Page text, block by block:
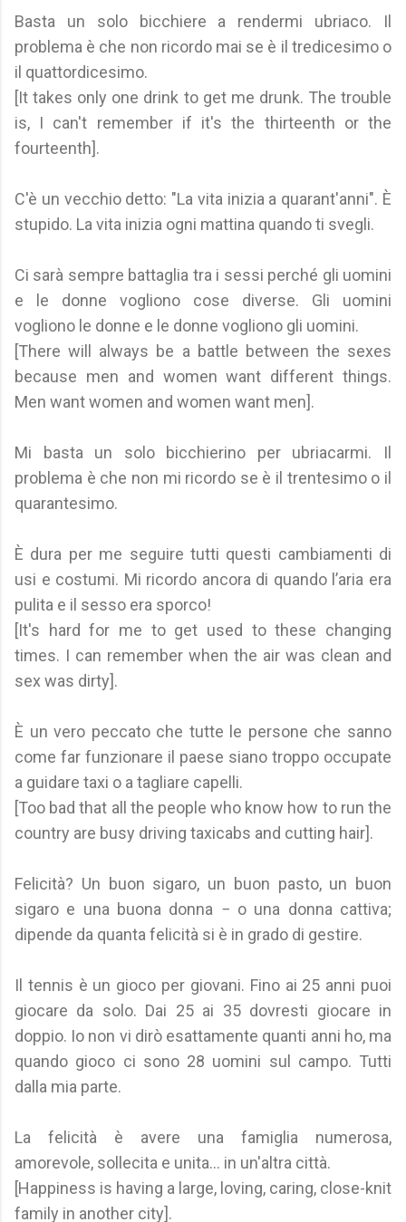
Basta un solo bicchiere a rendermi ubriaco. Il
problema è che non ricordo mai se è il tredicesimo o
il quattordicesimo.
[It takes only one drink to get me drunk. The trouble
is, I can't remember if it's the thirteenth or the
fourteenth].
C'è un vecchio detto: "La vita inizia a quarant'anni". È
stupido. La vita inizia ogni mattina quando ti svegli.
Ci sarà sempre battaglia tra i sessi perché gli uomini
e le donne vogliono cose diverse. Gli uomini
vogliono le donne e le donne vogliono gli uomini.
[There will always be a battle between the sexes
because men and women want different things.
Men want women and women want men].
Mi basta un solo bicchierino per ubriacarmi. Il
problema è che non mi ricordo se è il trentesimo o il
quarantesimo.
È dura per me seguire tutti questi cambiamenti di
usi e costumi. Mi ricordo ancora di quando l’aria era
pulita e il sesso era sporco!
[It's hard for me to get used to these changing
times. I can remember when the air was clean and
sex was dirty].
È un vero peccato che tutte le persone che sanno
come far funzionare il paese siano troppo occupate
a guidare taxi o a tagliare capelli.
[Too bad that all the people who know how to run the
country are busy driving taxicabs and cutting hair].
Felicità? Un buon sigaro, un buon pasto, un buon
sigaro e una buona donna − o una donna cattiva;
dipende da quanta felicità si è in grado di gestire.
Il tennis è un gioco per giovani. Fino ai 25 anni puoi
giocare da solo. Dai 25 ai 35 dovresti giocare in
doppio. Io non vi dirò esattamente quanti anni ho, ma
quando gioco ci sono 28 uomini sul campo. Tutti
dalla mia parte.
La felicità è avere una famiglia numerosa,
amorevole, sollecita e unita... in un'altra città.
[Happiness is having a large, loving, caring, close-knit
family in another city].